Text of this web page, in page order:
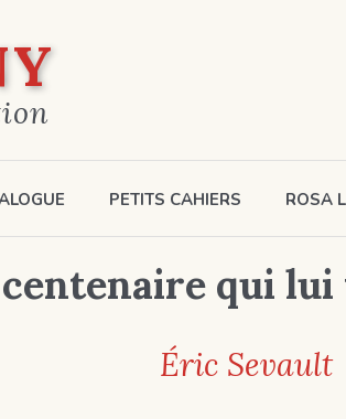
PETITS CAHIERS ROSA
qui lui
Éric Sevault